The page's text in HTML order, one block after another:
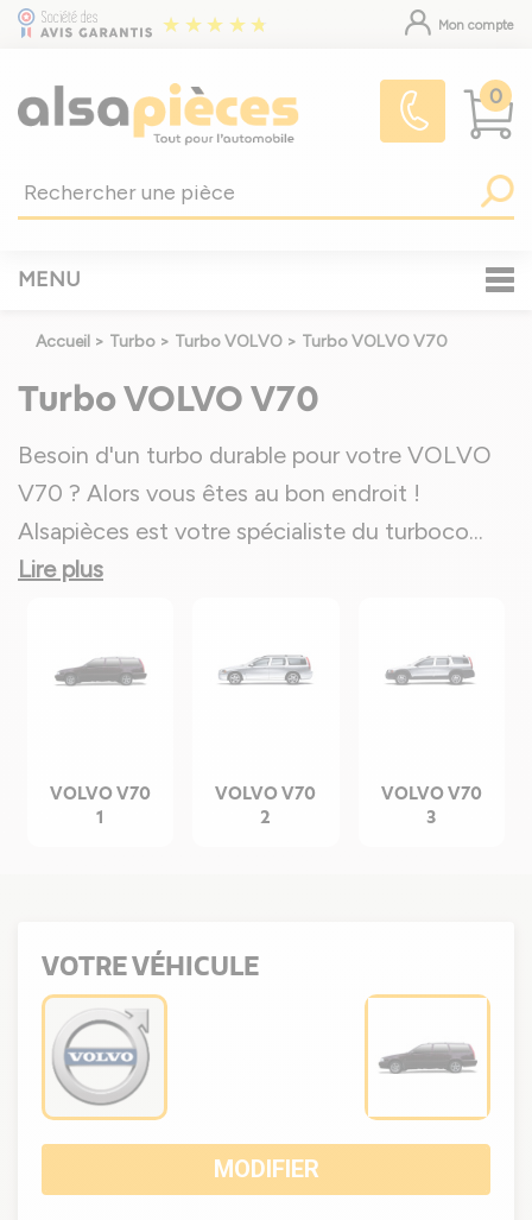
Mon compte
0
MENU
Accueil > Turbo > Turbo VOLVO > Turbo VOLVO V70
Turbo VOLVO V70
Besoin d'un turbo durable pour votre VOLVO
V70 ? Alors vous êtes au bon endroit !
Alsapièces est votre spécialiste du turboco...
Lire plus
VOLVO V70
1
VOLVO V70
2
VOLVO V70
3
VOTRE VÉHICULE
MODIFIER